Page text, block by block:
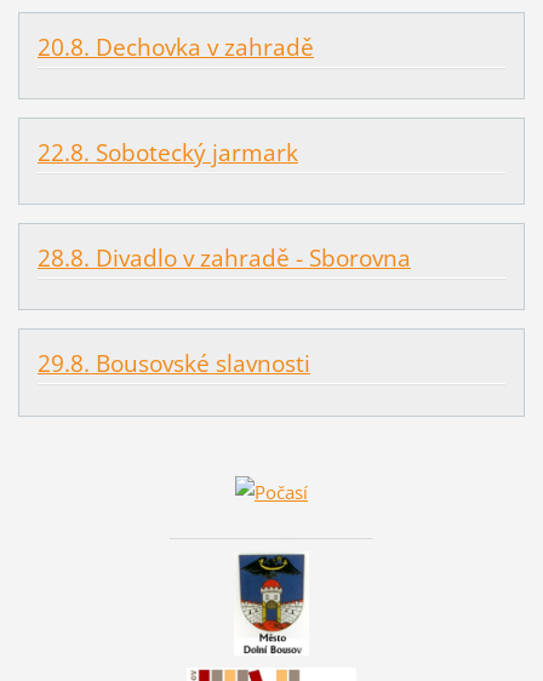
20.8. Dechovka v zahradě
22.8. Sobotecký jarmark
28.8. Divadlo v zahradě - Sborovna
29.8. Bousovské slavnosti